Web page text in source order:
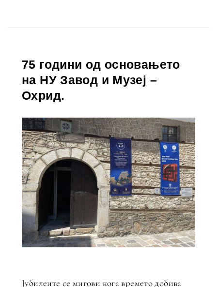
75 години од основањето
на НУ Завод и Музеј –
Охрид.
Јубилеите се мигови кога времето добива